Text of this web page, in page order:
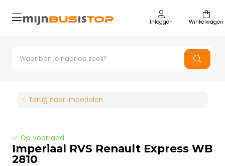
Inloggen Winkelwagen
Terug naar imperialen
Op voorraad
Imperiaal RVS Renault Express WB
2810